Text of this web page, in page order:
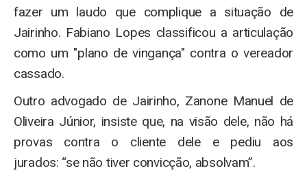
fazer um laudo que complique a situação de
Jairinho. Fabiano Lopes classificou a articulação
como um "plano de vingança" contra o vereador
cassado.
Outro advogado de Jairinho, Zanone Manuel de
Oliveira Júnior, insiste que, na visão dele, não há
provas contra o cliente dele e pediu aos
jurados: “se não tiver convicção, absolvam”.